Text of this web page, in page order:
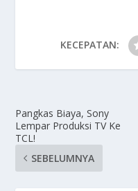
KECEPATAN:
Pangkas Biaya, Sony
Lempar Produksi TV Ke
TCL!
SEBELUMNYA